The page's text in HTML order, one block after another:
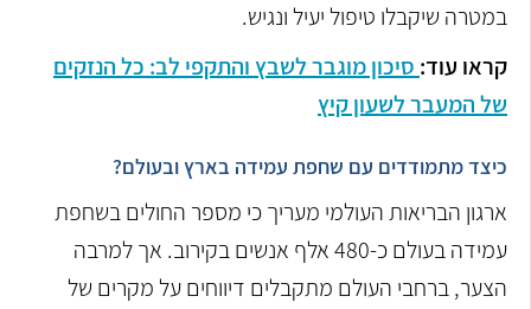
במטרה שיקבלו טיפול יעיל ונגיש.
קראו עוד: סיכון מוגבר לשבץ והתקפי לב: כל הנזקים
של המעבר לשעון קיץ
כיצד מתמודדים עם שחפת עמידה בארץ ובעולם?
ארגון הבריאות העולמי מעריך כי מספר החולים בשחפת
עמידה בעולם כ-480 אלף אנשים בקירוב. אך למרבה
הצער, ברחבי העולם מתקבלים דיווחים על מקרים של